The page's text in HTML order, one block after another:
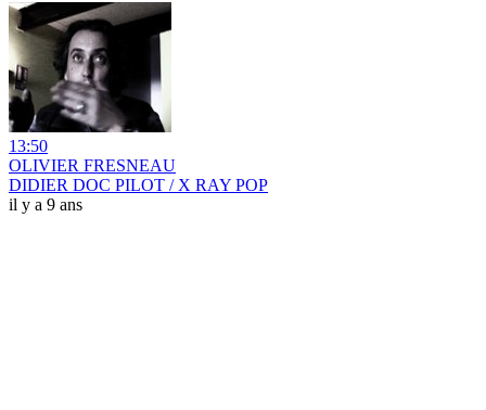
13:50
OLIVIER FRESNEAU
DIDIER DOC PILOT / X RAY POP
il y a 9 ans